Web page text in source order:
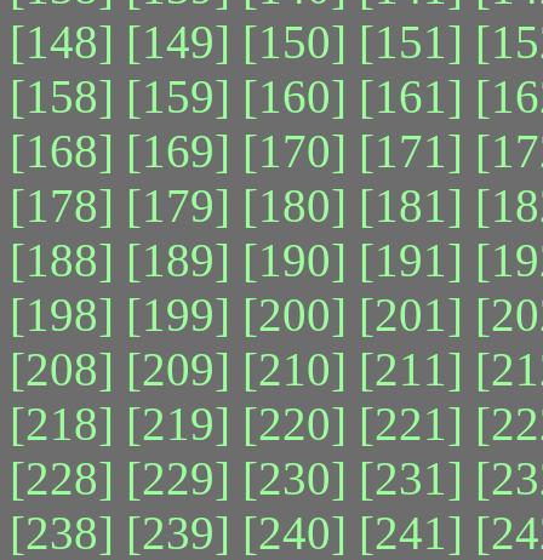
[148] [149] [150] [151]
[158] [159] [160] [161]
[168] [169] [170] [171]
[178] [179] [180] [181]
[188] [189] [190] [191]
[198] [199] [200] [201]
[208] [209] [210] [211]
[218] [219] [220] [221]
[228] [229] [230] [231]
[238] [239] [240] [241]